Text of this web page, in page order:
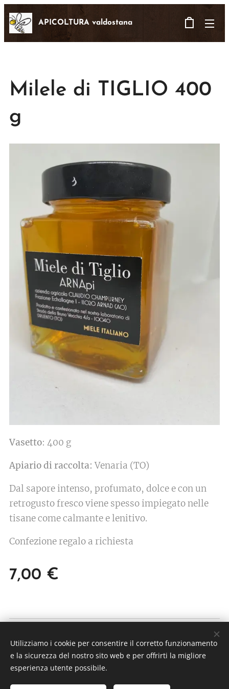
APICOLTURA valdostana
Milele di TIGLIO 400
g
Vasetto: 400 g
Apiario di raccolta:Venaria (TO)
Dal sapore intenso, profumato, dolce e con un
retrogusto fresco viene spesso impiegato nelle
tisane come calmante e lenitivo.
Confezione regalo a richiesta
7,00 €
Frazione Echallogne 1 - 11020 Arnad (AO) P.IVA
01234870077
Utilizziamo i cookie per consentire il corretto funzionamento
e la sicurezza del nostro sito web e per offrirti la migliore
esperienza utente possibile.